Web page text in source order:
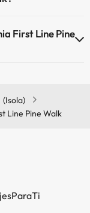
First Line Pine
Line Pine Walk